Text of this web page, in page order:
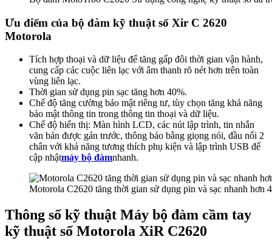
Ưu điểm của bộ đàm kỹ thuật số Xir C 2620
Motorola
Tích hợp thoại và dữ liệu để tăng gấp đôi thời gian vận hành,
cung cấp các cuộc liên lạc với âm thanh rõ nét hơn trên toàn
vùng liên lạc.
Thời gian sử dụng pin sạc tăng hơn 40%.
Chế độ tăng cường bảo mật riêng tư, tùy chọn tăng khả năng
bảo mật thông tin trong thông tin thoại và dữ liệu.
Chế độ hiển thị: Màn hình LCD, các nút lập trình, tin nhắn
văn bản được gán trước, thông báo bằng giọng nói, đầu nối 2
chân với khả năng tương thích phụ kiện và lập trình USB để
cập nhậtmáy bộ đàmnhanh.
Motorola C2620 tăng thời gian sử dụng pin và sạc nhanh hơn
Thông số kỹ thuật Máy bộ đàm cầm tay
kỹ thuật số Motorola XiR C2620